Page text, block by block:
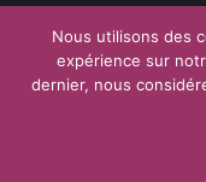
Copyright © 2026
Privium –
psychologues,
Nous utilisons des
expérience sur
dernier, nous